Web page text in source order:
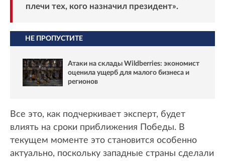
плечи тех, кого назначил президент».
НЕ ПРОПУСТИТЕ
Атаки на склады Wildberries: экономист
оценила ущерб для малого бизнеса и
регионов
Все это, как подчеркивает эксперт, будет
влиять на сроки приближения Победы. В
текущем моменте это становится особенно
актуально, поскольку западные страны сделали